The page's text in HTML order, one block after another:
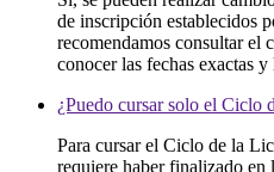
de inscripción establecidos
recomendamos consultar el
conocer las fechas exactas
¿Puedo cursar solo el Ciclo
Para cursar el Ciclo de la
requiere haber finalizado